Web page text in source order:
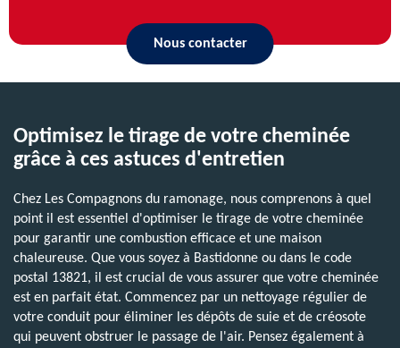
Nous contacter
Optimisez le tirage de votre cheminée
grâce à ces astuces d'entretien
Chez Les Compagnons du ramonage, nous comprenons à quel
point il est essentiel d'optimiser le tirage de votre cheminée
pour garantir une combustion efficace et une maison
chaleureuse. Que vous soyez à Bastidonne ou dans le code
postal 13821, il est crucial de vous assurer que votre cheminée
est en parfait état. Commencez par un nettoyage régulier de
votre conduit pour éliminer les dépôts de suie et de créosote
qui peuvent obstruer le passage de l'air. Pensez également à